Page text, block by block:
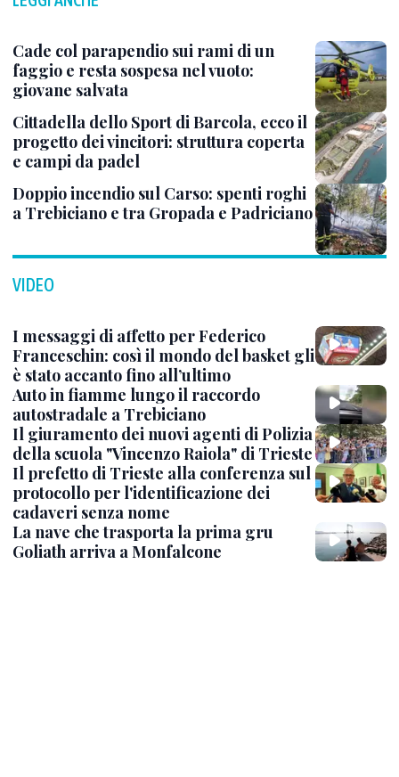
Cade col parapendio sui rami di un
faggio e resta sospesa nel vuoto:
giovane salvata
Cittadella dello Sport di Barcola, ecco il
progetto dei vincitori: struttura coperta
e campi da padel
Doppio incendio sul Carso: spenti roghi
a Trebiciano e tra Gropada e Padriciano
VIDEO
I messaggi di affetto per Federico
Franceschin: così il mondo del basket gli
è stato accanto fino all’ultimo
Auto in fiamme lungo il raccordo
autostradale a Trebiciano
Il giuramento dei nuovi agenti di Polizia
della scuola "Vincenzo Raiola" di Trieste
Il prefetto di Trieste alla conferenza sul
protocollo per l'identificazione dei
cadaveri senza nome
La nave che trasporta la prima gru
Goliath arriva a Monfalcone